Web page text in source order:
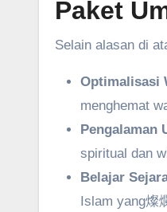
Paket
Selain alasan di
Optimalisasi
menghemat
Pengalaman
spiritual dan
Belajar
Islam yang燦